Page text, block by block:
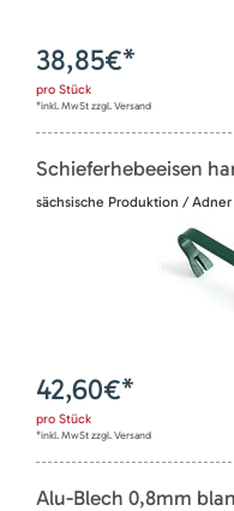
38,85€*
pro Stück
*inkl. MwSt zzgl. Versand
Schieferhebeeisen
sächsische Produktion / Adner
42,60€*
pro Stück
*inkl. MwSt zzgl. Versand
Alu-Blech 0,8mm